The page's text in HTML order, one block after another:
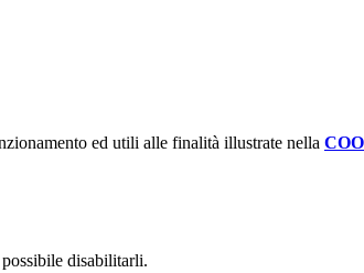
ed utili alle finalità illustrate nella
disabilitarli.